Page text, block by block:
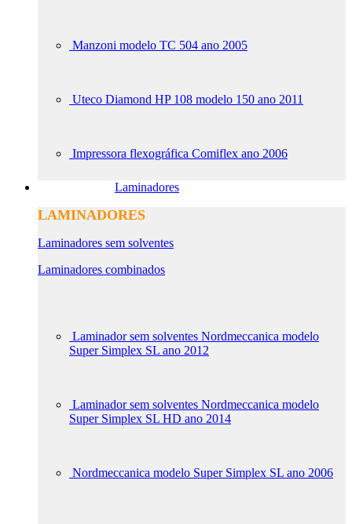
Manzoni modelo TC 504 ano 2005
Uteco Diamond HP 108 modelo 150 ano 2011
Impressora flexográfica Comiflex ano 2006
Laminadores
LAMINADORES
Laminadores sem solventes
Laminadores combinados
Laminador sem solventes Nordmeccanica modelo
Super Simplex SL ano 2012
Laminador sem solventes Nordmeccanica modelo
Super Simplex SL HD ano 2014
Nordmeccanica modelo Super Simplex SL ano 2006